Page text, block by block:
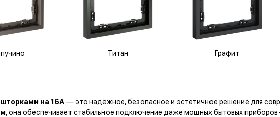
Титан Графит
на 16А— это надёжное, безопасное и эстетичное решение для
, она обеспечивает стабильное подключение даже мощных бытовых